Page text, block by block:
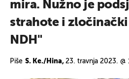
mira. Nužno je
strahote i
NDH"
Piše S. Ke./Hina, 23. travnja 2023. @